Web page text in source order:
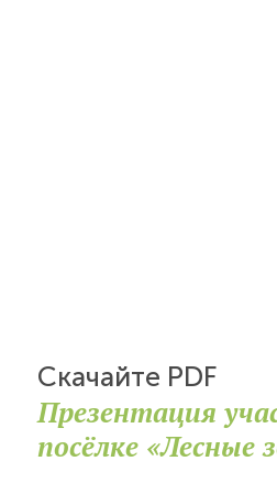
Скачайте PDF
Презентация
посёлке «Лесные